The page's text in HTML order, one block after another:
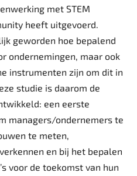
met STEM
heeft uitgevoerd.
geworden hoe bepalend
ondernemingen, maar ook
instrumenten zijn om dit in
studie is daarom de
een eerste
managers/ondernemers te
te meten,
en bij het bepalen
voor de toekomst van hun